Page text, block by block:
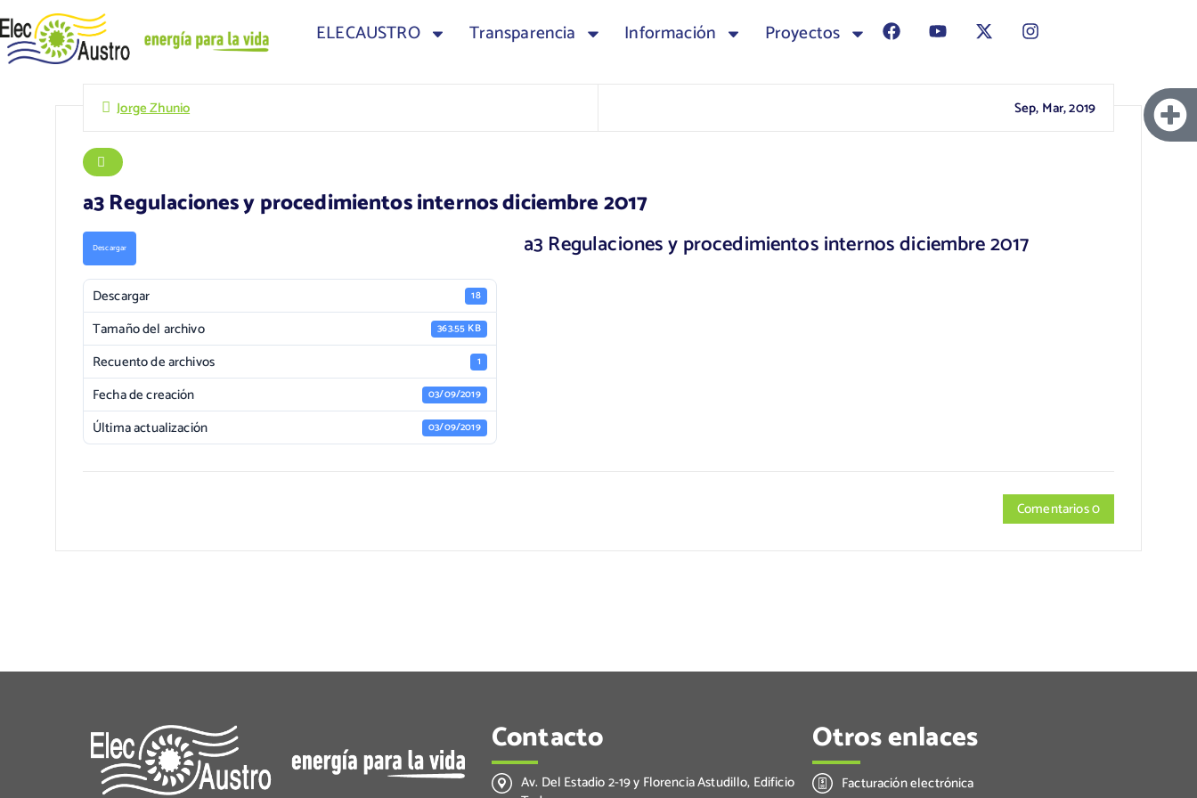
ELECAUSTRO Transparencia Información Proyectos
Jorge Zhunio Sep, Mar, 2019
a3 Regulaciones y procedimientos internos diciembre 2017
Descargar
Descargar 18
Tamaño del archivo 363.55 KB
Recuento de archivos 1
Fecha de creación 03/09/2019
Última actualización 03/09/2019
a3 Regulaciones y procedimientos internos diciembre 2017
Comentarios 0
Contacto
Av. Del Estadio 2-19 y Florencia Astudillo, Edificio
Otros enlaces
Facturación electrónica